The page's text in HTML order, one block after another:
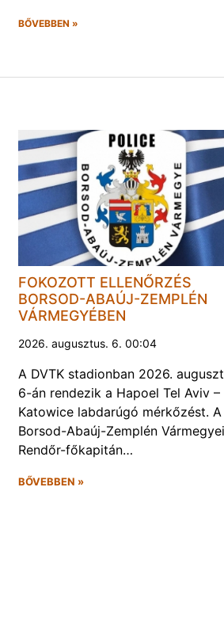
BŐVEBBEN »
FOKOZOTT ELLENŐRZÉS
BORSOD-ABAÚJ-ZEMPLÉN
VÁRMEGYÉBEN
2026. augusztus. 6. 00:04
A DVTK stadionban 2026.
6-án rendezik a Hapoel Tel Aviv –
Katowice labdarúgó mérkőzést. A
Borsod-Abaúj-Zemplén Vármegyei
Rendőr-főkapitán…
BŐVEBBEN »